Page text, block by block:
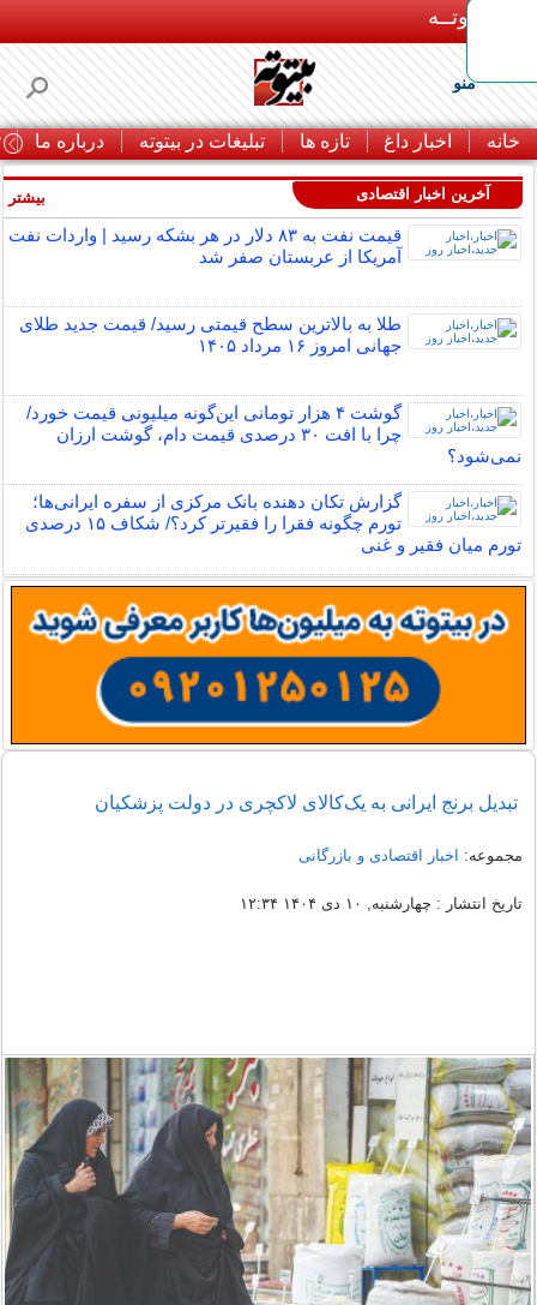
بـیتوتــه
منو
خانه اخبار داغ تازه ها تبلیغات در بیتوته درباره ما
آخرین اخبار اقتصادی
قیمت نفت به ۸۳ دلار در هر بشکه رسید | واردات نفت
آمریکا از عربستان صفر شد
طلا به بالاترین سطح قیمتی رسید/ قیمت جدید طلای
جهانی امروز ۱۶ مرداد ۱۴۰۵
گوشت ۴ هزار تومانی این‌گونه میلیونی قیمت خورد/
چرا با افت ۳۰ درصدی قیمت دام، گوشت ارزان
نمی‌شود؟
گزارش تکان‌ دهنده بانک مرکزی از سفره ایرانی‌ها؛
تورم چگونه فقرا را فقیرتر کرد؟/ شکاف ۱۵ درصدی
تورم میان فقیر و غنی
بیشتر
تبدیل برنج ایرانی به یک‌کالای لاکچری در دولت پزشکیان
مجموعه: اخبار اقتصادی و بازرگانی
تاریخ انتشار : چهارشنبه, ۱۰ دی ۱۴۰۴ ۱۲:۳۴